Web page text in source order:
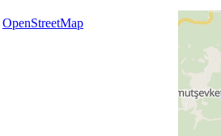
OpenStreetMap